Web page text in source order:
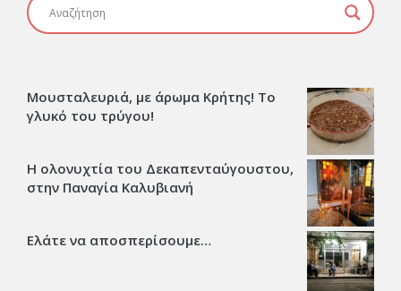
Μουσταλευριά, με άρωμα Κρήτης! Το
γλυκό του τρύγου!
Η ολονυχτία του Δεκαπενταύγουστου,
στην Παναγία Καλυβιανή
Ελάτε να αποσπερίσουμε…